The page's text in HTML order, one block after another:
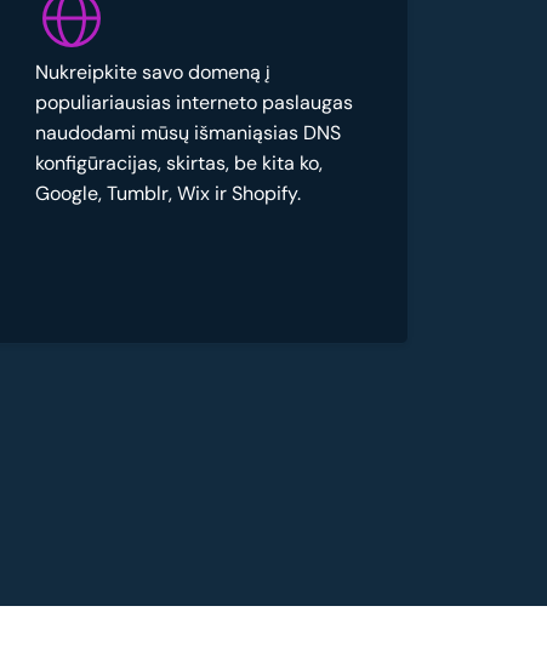
Nukreipkite savo domeną į
populiariausias interneto paslaugas
naudodami mūsų išmaniąsias DNS
konfigūracijas, skirtas, be kita ko,
Google, Tumblr, Wix ir Shopify.